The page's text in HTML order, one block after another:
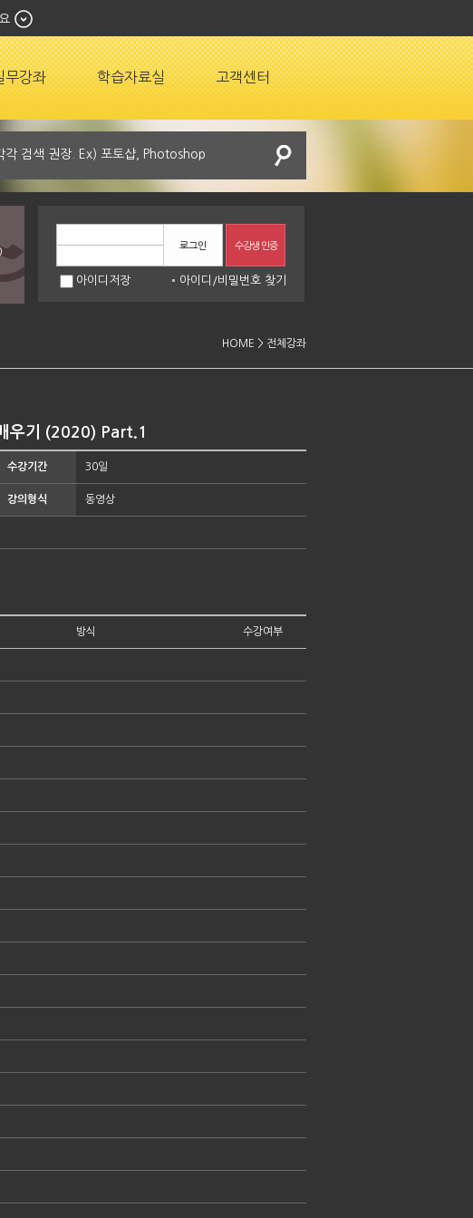
무강좌 학습자료실 고객센터
로그인 수강생 인증
아이디저장 아이디 /비밀번호 찾기
HOME > 전체강좌
우기 (2020) Part.1
수강기간 30일
강의형식 동영상
방식 수강여부